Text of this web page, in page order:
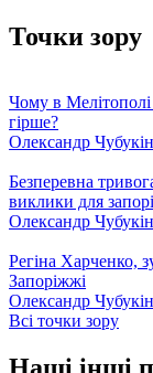
Точки зору
Чому в Мелітополі
гірше?
Олександр Чубукін
Безперевна
виклики для
Олександр Чубукін
Регіна Харченко,
Запоріжжі
Олександр Чубукін
Всі точки зору